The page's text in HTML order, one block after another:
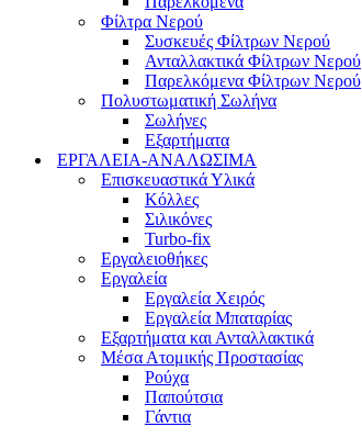
Φίλτρα Νερού
Συσκευές Φίλτρων Νερού
Ανταλλακτικά Φίλτρων Νερού
Παρελκόμενα Φίλτρων Νερού
Πολυστωματική Σωλήνα
Σωλήνες
Εξαρτήματα
ΕΡΓΑΛΕΙΑ-ΑΝΑΛΩΣΙΜΑ
Επισκευαστικά Υλικά
Κόλλες
Σιλικόνες
Turbo-fix
Εργαλειοθήκες
Εργαλεία
Εργαλεία Χειρός
Εργαλεία Μπαταρίας
Εξαρτήματα και Ανταλλακτικά
Μέσα Ατομικής Προστασίας
Ρούχα
Παπούτσια
Γάντια